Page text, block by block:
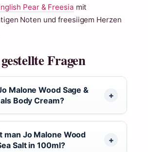
Pear & Freesia mit
Noten und freesiigem Herzen
Fragen
Malone Wood Sage &
Body Cream?
man Jo Malone Wood
Salt in 100ml?